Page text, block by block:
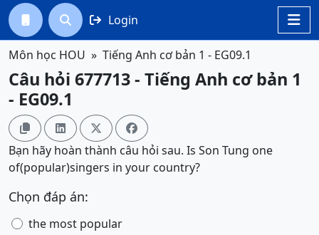

  Login
Môn học HOU Tiếng Anh cơ bản 1 - EG09.1
Câu hỏi 677713 - Tiếng Anh cơ bản 1
- EG09.1
   
Bạn hãy hoàn thành câu hỏi sau. Is Son Tung one
of(popular)singers in your country?
Chọn đáp án:
the most popular